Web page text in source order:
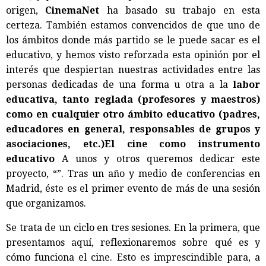
origen, CinemaNet ha basado su trabajo en esta
certeza. También estamos convencidos de que uno de
los ámbitos donde más partido se le puede sacar es el
educativo, y hemos visto reforzada esta opinión por el
interés que despiertan nuestras actividades entre las
personas dedicadas de una forma u otra a la labor
educativa, tanto reglada (profesores y maestros)
como en cualquier otro ámbito educativo (padres,
educadores en general, responsables de grupos y
asociaciones, etc.)El cine como instrumento
educativo A unos y otros queremos dedicar este
proyecto, “”. Tras un año y medio de conferencias en
Madrid, éste es el primer evento de más de una sesión
que organizamos.
Se trata de un ciclo en tres sesiones. En la primera, que
presentamos aquí, reflexionaremos sobre qué es y
cómo funciona el cine. Esto es imprescindible para, a